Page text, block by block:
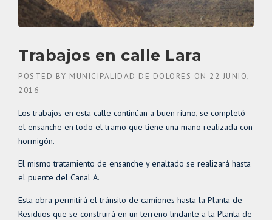
Trabajos en calle Lara
POSTED BY MUNICIPALIDAD DE DOLORES ON 22 JUNIO,
2016
Los trabajos en esta calle continúan a buen ritmo, se completó
el ensanche en todo el tramo que tiene una mano realizada con
hormigón.
El mismo tratamiento de ensanche y enaltado se realizará hasta
el puente del Canal A.
Esta obra permitirá el tránsito de camiones hasta la Planta de
Residuos que se construirá en un terreno lindante a la Planta de